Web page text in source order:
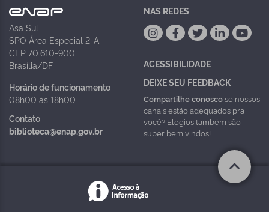
Asa Sul
SPO Área Especial 2-A
CEP 70.610-900
Brasília/DF
Horário de funcionamento
08h00 às 18h00
Contato
biblioteca@enap.gov.br
NAS REDES
ACESSIBILIDADE
DEIXE SEU FEEDBACK
Compartilhe conoscose nossos
canais estão adequados pra
você? Elogios também são
super bem vindos!